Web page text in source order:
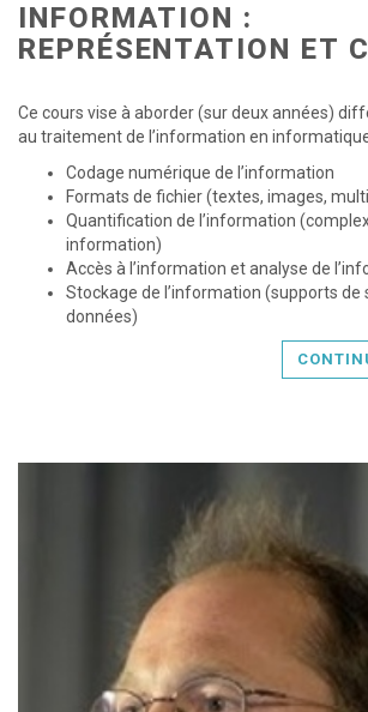
INFORMATION :
REPRÉSENTATION ET
Ce cours vise à aborder (sur deux années)
au traitement de l’information en
Codage numérique de l’information
Formats de fichier (textes, images,
Quantification de l’information
information)
Accès à l’information et analyse de
Stockage de l’information (supports de
données)